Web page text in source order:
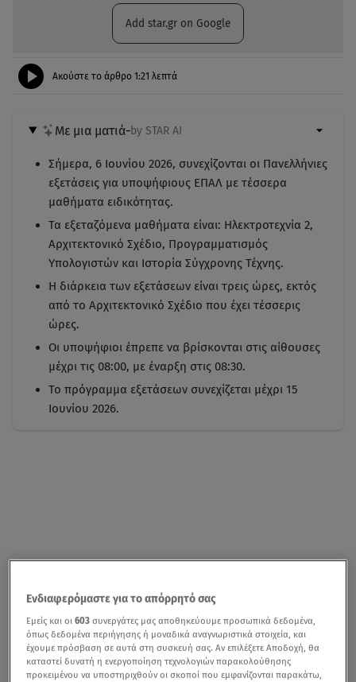
Add star.gr on Google
Ακούστε το άρθρο 1:21 λεπτά
Με μια ματιά-by STAR AI
Σήμερα, 6 Ιουνίου 2026, συνεχίζονται οι Πανελλήνιες
εξετάσεις για υποψήφιους ΕΠΑΛ με τέσσερα
μαθήματα ειδικότητας.
Τα εξεταζόμενα μαθήματα είναι: Ηλεκτροτεχνία 2,
Αρχιτεκτονικό Σχέδιο, Προγραμματισμός
Υπολογιστών και Ιστορία Σύγχρονης Τέχνης.
Η διάρκεια των εξετάσεων είναι τρεις ώρες, εκτός
από το Αρχιτεκτονικό Σχέδιο που έχει τέσσερις
ώρες.
Οι υποψήφιοι έπρεπε να βρίσκονται στις αίθουσες
μέχρι τις 08:00, με έναρξη στις 08:30.
Το πρόγραμμα εξετάσεων συνεχίζεται μέχρι 15
Ιουνίου 2026.
Ενδιαφερόμαστε για το απόρρητό σας
Εμείς και οι603 συνεργάτες μας αποθηκεύουμε προσωπικά δεδομένα,
όπως δεδομένα περιήγησης ή μοναδικά αναγνωριστικά στοιχεία, και
έχουμε πρόσβαση σε αυτά στη συσκευή σας. Αν επιλέξετε Αποδοχή, θα
καταστεί δυνατή η ενεργοποίηση τεχνολογιών παρακολούθησης
προκειμένου να υποστηριχθούν οι σκοποί που εμφανίζονται παρακάτω,